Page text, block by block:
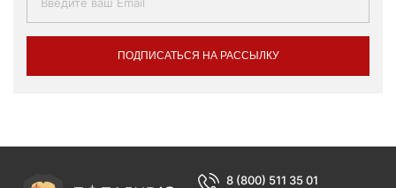
ПОДПИСАТЬСЯ НА РАССЫЛКУ
8 (800) 511 35 01